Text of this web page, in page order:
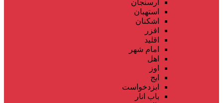
ارسنجان
استهبان
اشکنان
افزر
اقلید
امام شهر
اهل
اوز
ایج
ایزدخواست
باب انار